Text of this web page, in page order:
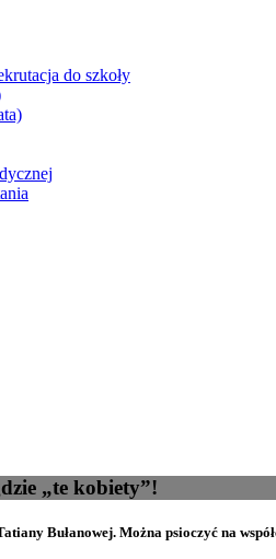
do szkoły
„te kobiety”!
Bułanowej. Można psioczyć na